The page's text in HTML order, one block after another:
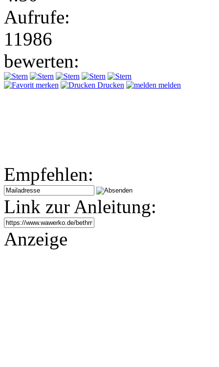
Aufrufe:
11986
bewerten:
merken Drucken melden
Empfehlen:
Link zur Anleitung:
Anzeige